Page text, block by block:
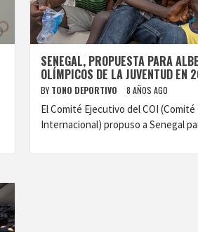
SENEGAL, PROPUESTA PARA
OLÍMPICOS DE LA JUVENTUD EN
BY TONO DEPORTIVO 8 AÑOS AGO
El Comité Ejecutivo del COI (Comité
Internacional) propuso a Senegal